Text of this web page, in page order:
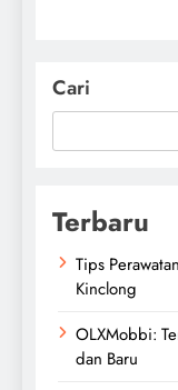
Cari
Terbaru
Tips
Kinclong
OLXMobbi:
dan Baru